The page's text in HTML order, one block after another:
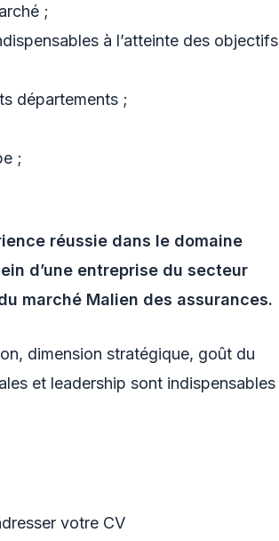
;
à l’atteinte des objectifs
départements ;
;
réussie dans le domaine
d’une entreprise du secteur
marché Malien des assurances.
dimension stratégique, goût du
et leadership sont indispensables
votre CV